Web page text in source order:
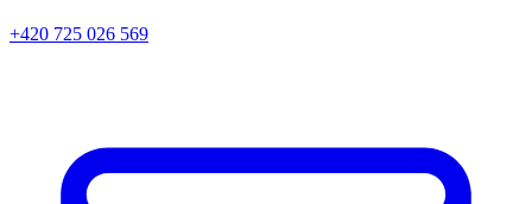
+420 725 026 569